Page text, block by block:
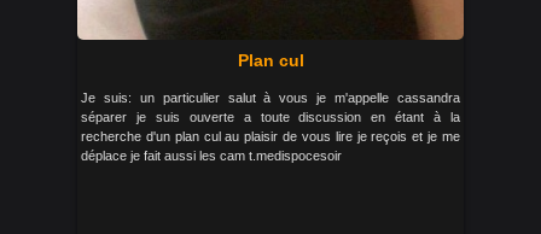
Plan cul
Je suis: un particulier salut à vous je m'appelle cassandra
séparer je suis ouverte a toute discussion en étant à la
recherche d'un plan cul au plaisir de vous lire je reçois et je me
déplace je fait aussi les cam t.medispocesoir